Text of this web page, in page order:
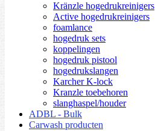
Kränzle hogedrukreinigers
Active hogedrukreinigers
foamlance
hogedruk sets
koppelingen
hogedruk pistool
hogedrukslangen
Karcher K-lock
Kranzle toebehoren
slanghaspel/houder
ADBL - Bulk
Carwash producten